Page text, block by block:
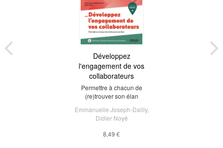
Développez
l'engagement de vos
collaborateurs
Permettre à chacun de
(re)trouver son élan
Emmanuelle Joseph-Dailly,
Didier Noyé
8,49 €